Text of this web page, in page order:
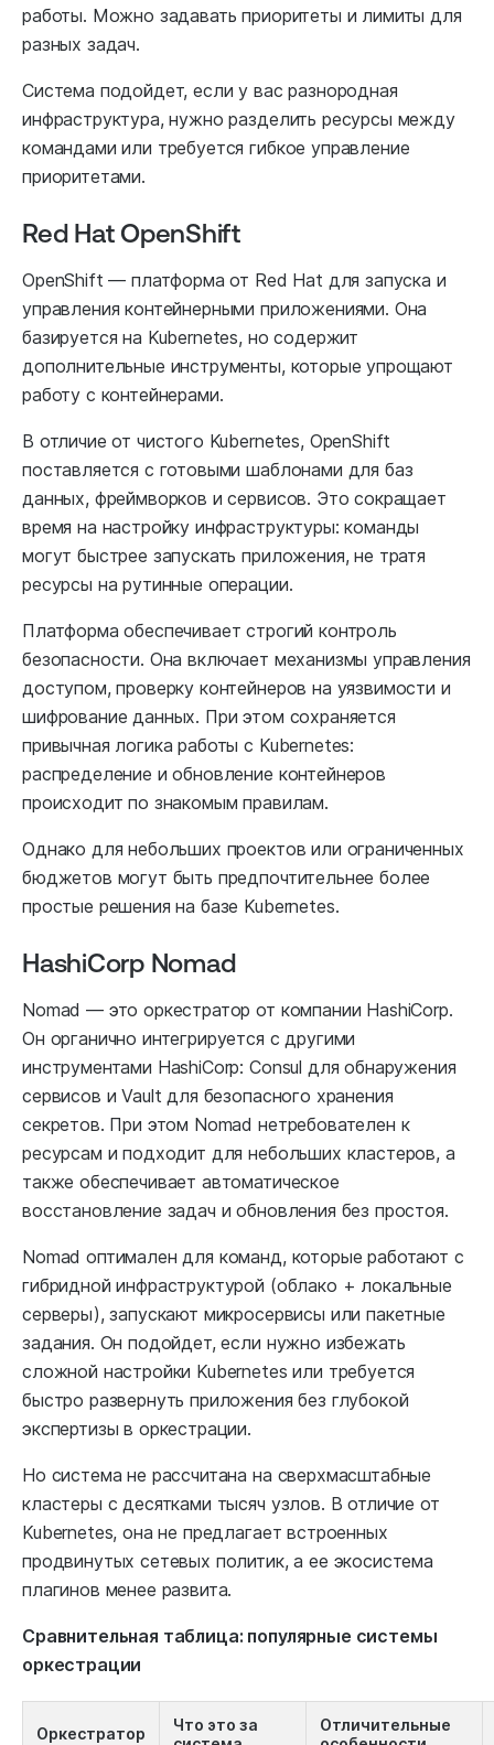
работы. Можно задавать приоритеты и лимиты для
разных задач.
Система подойдет, если у вас разнородная
инфраструктура, нужно разделить ресурсы между
командами или требуется гибкое управление
приоритетами.
Red Hat OpenShift
OpenShift — платформа от Red Hat для запуска и
управления контейнерными приложениями. Она
базируется на Kubernetes, но содержит
дополнительные инструменты, которые упрощают
работу с контейнерами.
В отличие от чистого Kubernetes, OpenShift
поставляется с готовыми шаблонами для баз
данных, фреймворков и сервисов. Это сокращает
время на настройку инфраструктуры: команды
могут быстрее запускать приложения, не тратя
ресурсы на рутинные операции.
Платформа обеспечивает строгий контроль
безопасности. Она включает механизмы управления
доступом, проверку контейнеров на уязвимости и
шифрование данных. При этом сохраняется
привычная логика работы с Kubernetes:
распределение и обновление контейнеров
происходит по знакомым правилам.
Однако для небольших проектов или ограниченных
бюджетов могут быть предпочтительнее более
простые решения на базе Kubernetes.
HashiCorp Nomad
Nomad — это оркестратор от компании HashiCorp.
Он органично интегрируется с другими
инструментами HashiCorp: Consul для обнаружения
сервисов и Vault для безопасного хранения
секретов. При этом Nomad нетребователен к
ресурсам и подходит для небольших кластеров, а
также обеспечивает автоматическое
восстановление задач и обновления без простоя.
Nomad оптимален для команд, которые работают с
гибридной инфраструктурой (облако + локальные
серверы), запускают микросервисы или пакетные
задания. Он подойдет, если нужно избежать
сложной настройки Kubernetes или требуется
быстро развернуть приложения без глубокой
экспертизы в оркестрации.
Но система не рассчитана на сверхмасштабные
кластеры с десятками тысяч узлов. В отличие от
Kubernetes, она не предлагает встроенных
продвинутых сетевых политик, а ее экосистема
плагинов менее развита.
Сравнительная таблица: популярные системы
оркестрации
Оркестратор
Что это за
Отличительные